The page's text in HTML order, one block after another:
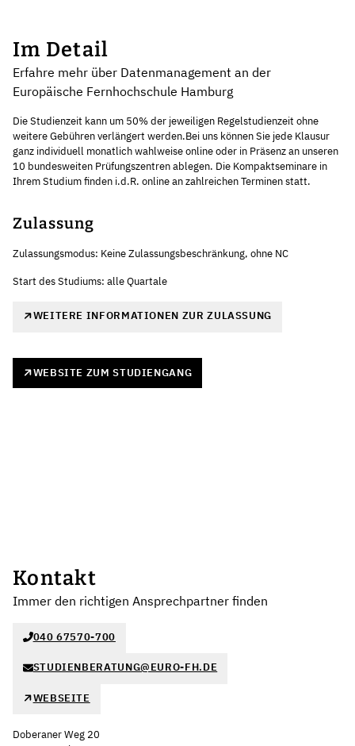
Im Detail
Erfahre mehr über Datenmanagement an der
Europäische Fernhochschule Hamburg
Die Studienzeit kann um 50% der jeweiligen Regelstudienzeit ohne
weitere Gebühren verlängert werden.Bei uns können Sie jede Klausur
ganz individuell monatlich wahlweise online oder in Präsenz an unseren
10 bundesweiten Prüfungszentren ablegen. Die Kompaktseminare in
Ihrem Studium finden i.d.R. online an zahlreichen Terminen statt.
Zulassung
Zulassungsmodus: Keine Zulassungsbeschränkung, ohne NC
Start des Studiums: alle Quartale
WEITERE INFORMATIONEN ZUR ZULASSUNG
WEBSITE ZUM STUDIENGANG
Kontakt
Immer den richtigen Ansprechpartner finden
040 67570-700
STUDIENBERATUNG@EURO-FH.DE
WEBSEITE
Doberaner Weg 20